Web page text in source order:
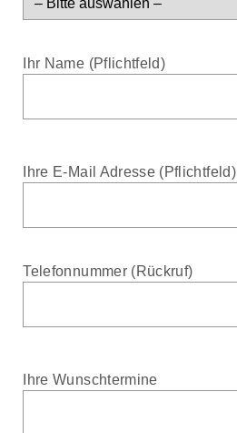
Ihr Name (Pflichtfeld)
Ihre E-Mail Adresse (Pflichtfeld)
Telefonnummer (Rückruf)
Ihre Wunschtermine